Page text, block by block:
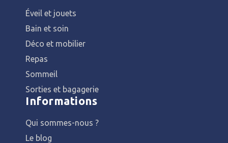
Éveil et jouets
Bain et soin
Déco et mobilier
Repas
Sommeil
Sorties et bagagerie
Informations
Qui sommes-nous ?
Le blog